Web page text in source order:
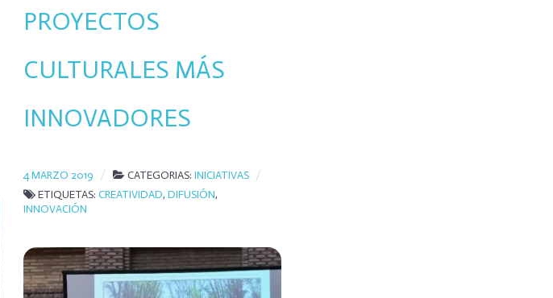
PROYECTOS
CULTURALES MÁS
INNOVADORES
4 MARZO 2019 CATEGORIAS: INICIATIVAS
ETIQUETAS: CREATIVIDAD, DIFUSIÓN,
INNOVACIÓN